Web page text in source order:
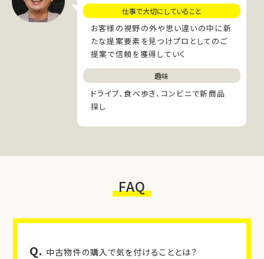
仕事で大切にしていること
お客様の視野の外や思い違いの中に新
たな提案要素を見つけプロとしてのご
提案で信頼を獲得していく
趣味
ドライブ、食べ歩き、コンビニで新商品
探し
FAQ
Q. 中古物件の購入で気を付けることとは？